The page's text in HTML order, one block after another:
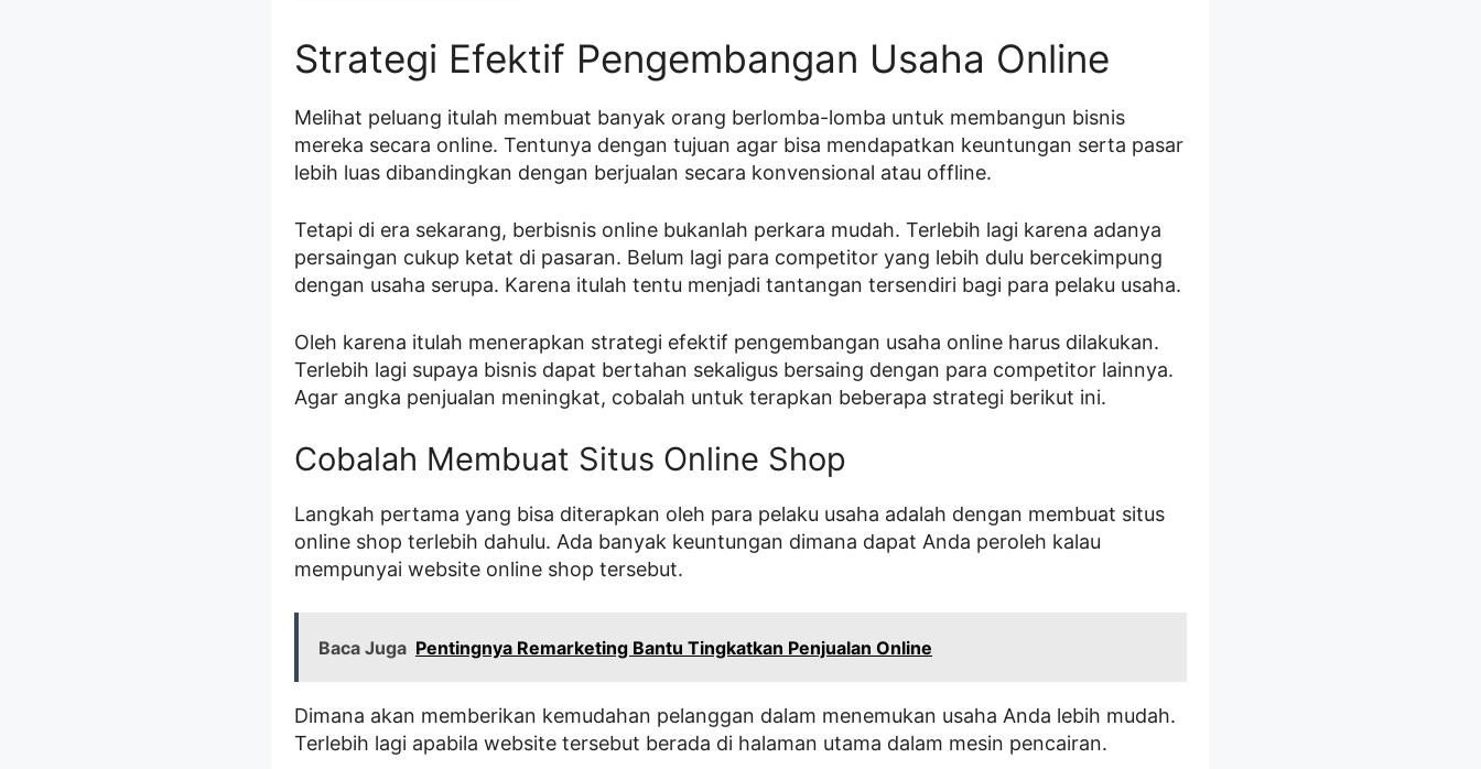
Strategi Efektif Pengembangan Usaha Online
Melihat peluang itulah membuat banyak orang berlomba-lomba untuk membangun bisnis
mereka secara online. Tentunya dengan tujuan agar bisa mendapatkan keuntungan serta pasar
lebih luas dibandingkan dengan berjualan secara konvensional atau offline.
Tetapi di era sekarang, berbisnis online bukanlah perkara mudah. Terlebih lagi karena adanya
persaingan cukup ketat di pasaran. Belum lagi para competitor yang lebih dulu bercekimpung
dengan usaha serupa. Karena itulah tentu menjadi tantangan tersendiri bagi para pelaku usaha.
Oleh karena itulah menerapkan strategi efektif pengembangan usaha online harus dilakukan.
Terlebih lagi supaya bisnis dapat bertahan sekaligus bersaing dengan para competitor lainnya.
Agar angka penjualan meningkat, cobalah untuk terapkan beberapa strategi berikut ini.
Cobalah Membuat Situs Online Shop
Langkah pertama yang bisa diterapkan oleh para pelaku usaha adalah dengan membuat situs
online shop terlebih dahulu. Ada banyak keuntungan dimana dapat Anda peroleh kalau
mempunyai website online shop tersebut.
Baca Juga Pentingnya Remarketing Bantu Tingkatkan Penjualan Online
Dimana akan memberikan kemudahan pelanggan dalam menemukan usaha Anda lebih mudah.
Terlebih lagi apabila website tersebut berada di halaman utama dalam mesin pencairan.